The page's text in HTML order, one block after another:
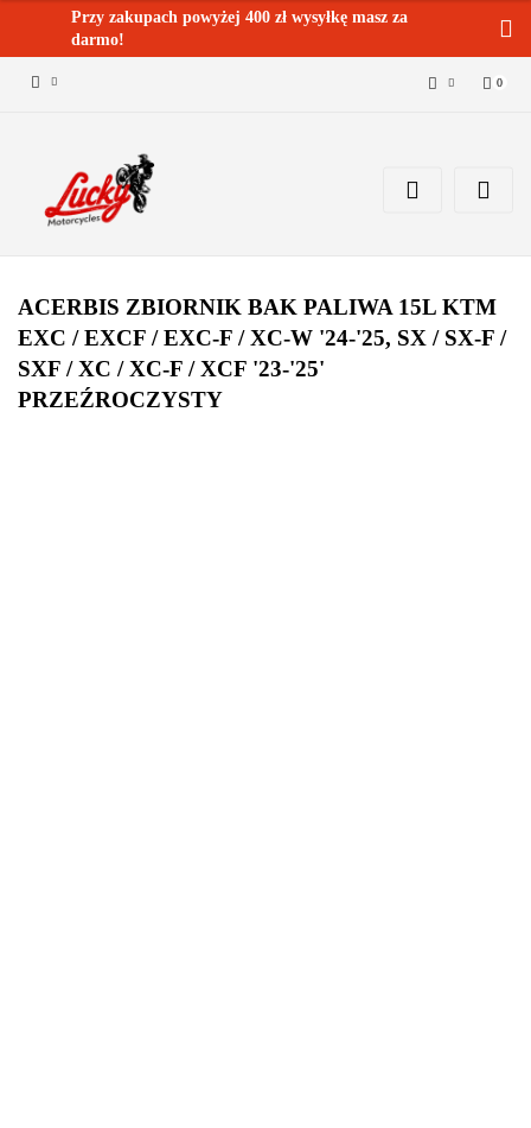
Przy zakupach powyżej 400 zł wysyłkę masz za
darmo!
Dodaj zgłoszenie
0
ACERBIS ZBIORNIK BAK PALIWA 15L KTM
EXC / EXCF / EXC-F / XC-W '24-'25, SX / SX-F /
SXF / XC / XC-F / XCF '23-'25'
PRZEŹROCZYSTY